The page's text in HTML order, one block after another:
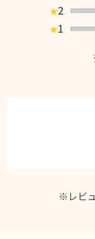
★2
★1
※レビ